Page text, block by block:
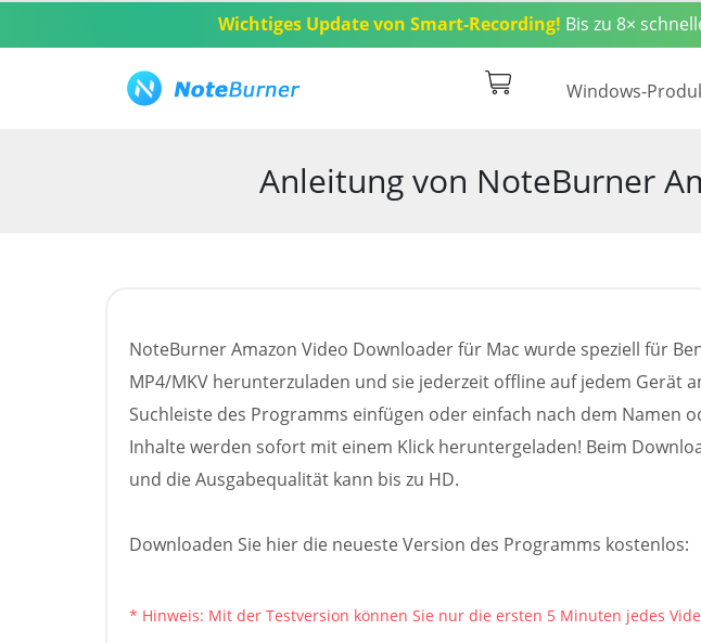
Wichtiges Update von Smart-Recording! Bis zu 8×
Windows-
Überblick Tutorial Tech Spec Screenshot
Anleitung von NoteBurner
NoteBurner Amazon Video Downloader für Mac wurde speziell für
MP4/MKV herunterzuladen und sie jederzeit offline auf jedem Gerät
Suchleiste des Programms einfügen oder einfach nach dem Namen
Inhalte werden sofort mit einem Klick heruntergeladen! Beim
und die Ausgabequalität kann bis zu HD.
Downloaden Sie hier die neueste Version des Programms kostenlos:
* Hinweis: Mit der Testversion können Sie nur die ersten 5 Minuten jedes